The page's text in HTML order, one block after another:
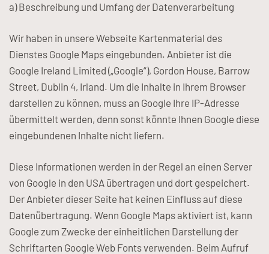
a) Beschreibung und Umfang der Datenverarbeitung
Wir haben in unsere Webseite Kartenmaterial des
Dienstes Google Maps eingebunden. Anbieter ist die
Google Ireland Limited („Google“), Gordon House, Barrow
Street, Dublin 4, Irland. Um die Inhalte in Ihrem Browser
darstellen zu können, muss an Google Ihre IP-Adresse
übermittelt werden, denn sonst könnte Ihnen Google diese
eingebundenen Inhalte nicht liefern.
Diese Informationen werden in der Regel an einen Server
von Google in den USA übertragen und dort gespeichert.
Der Anbieter dieser Seite hat keinen Einfluss auf diese
Datenübertragung. Wenn Google Maps aktiviert ist, kann
Google zum Zwecke der einheitlichen Darstellung der
Schriftarten Google Web Fonts verwenden. Beim Aufruf